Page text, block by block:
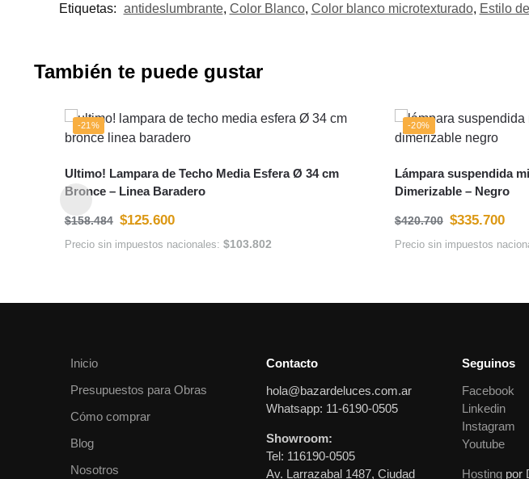
Etiquetas: antideslumbrante, Color Blanco, Color blanco microtexturado, Estilo
También te puede gustar
-21%
Ultimo! Lampara de Techo Media Esfera Ø 34 cm
Bronce – Linea Baradero
$158.484 $125.600
Precio sin impuestos nacionales: $103.802
-20%
Lámpara suspendida
Dimerizable – Negro
$420.700 $335.700
Precio sin impuestos
Inicio
Presupuestos para Obras
Cómo comprar
Blog
Nosotros
Contacto
hola@bazardeluces.com.ar
Whatsapp: 11-6190-0505
Showroom:
Tel: 116190-0505
Av. Larrazabal 1487, Ciudad
Seguinos
Facebook
Linkedin
Instagram
Youtube
Hosting por